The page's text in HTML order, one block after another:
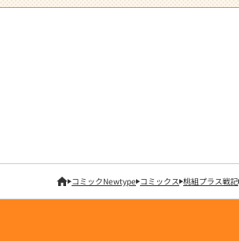
コミックNewtype コミックス 桃組プラス戦記